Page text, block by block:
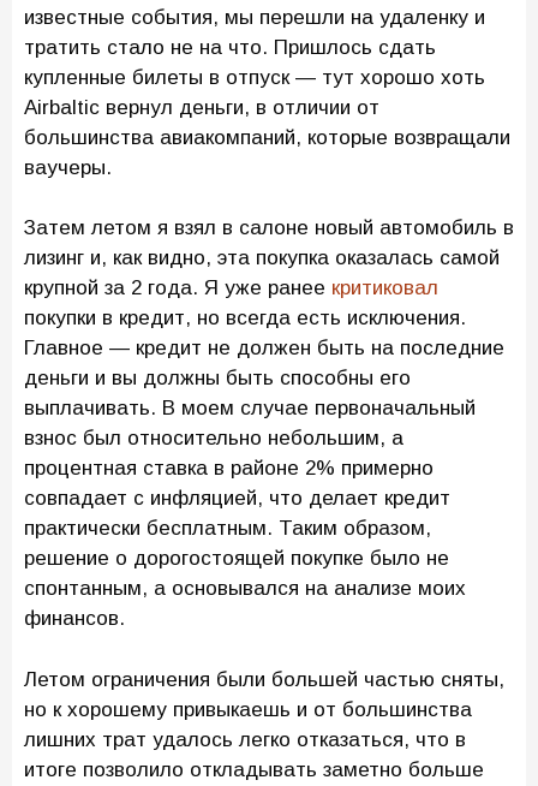
известные события, мы перешли на удаленку и
тратить стало не на что. Пришлось сдать
купленные билеты в отпуск — тут хорошо хоть
Airbaltic вернул деньги, в отличии от
большинства авиакомпаний, которые возвращали
ваучеры.
Затем летом я взял в салоне новый автомобиль в
лизинг и, как видно, эта покупка оказалась самой
крупной за 2 года. Я уже ранее критиковал
покупки в кредит, но всегда есть исключения.
Главное — кредит не должен быть на последние
деньги и вы должны быть способны его
выплачивать. В моем случае первоначальный
взнос был относительно небольшим, а
процентная ставка в районе 2% примерно
совпадает с инфляцией, что делает кредит
практически бесплатным. Таким образом,
решение о дорогостоящей покупке было не
спонтанным, а основывался на анализе моих
финансов.
Летом ограничения были большей частью сняты,
но к хорошему привыкаешь и от большинства
лишних трат удалось легко отказаться, что в
итоге позволило откладывать заметно больше